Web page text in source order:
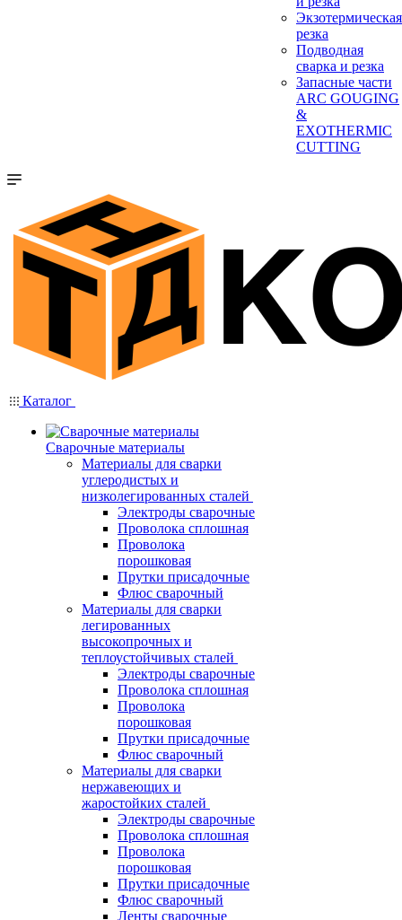
Экзотермическая
резка
Подводная
сварка и резка
Запасные части
ARC GOUGING
&
EXOTHERMIC
CUTTING
Каталог
Сварочные материалы
Материалы для сварки
углеродистых и
низколегированных сталей
Электроды сварочные
Проволока сплошная
Проволока
порошковая
Прутки присадочные
Флюс сварочный
Материалы для сварки
легированных
высокопрочных и
теплоустойчивых сталей
Электроды сварочные
Проволока сплошная
Проволока
порошковая
Прутки присадочные
Флюс сварочный
Материалы для сварки
нержавеющих и
жаростойких сталей
Электроды сварочные
Проволока сплошная
Проволока
порошковая
Прутки присадочные
Флюс сварочный
Ленты сварочные